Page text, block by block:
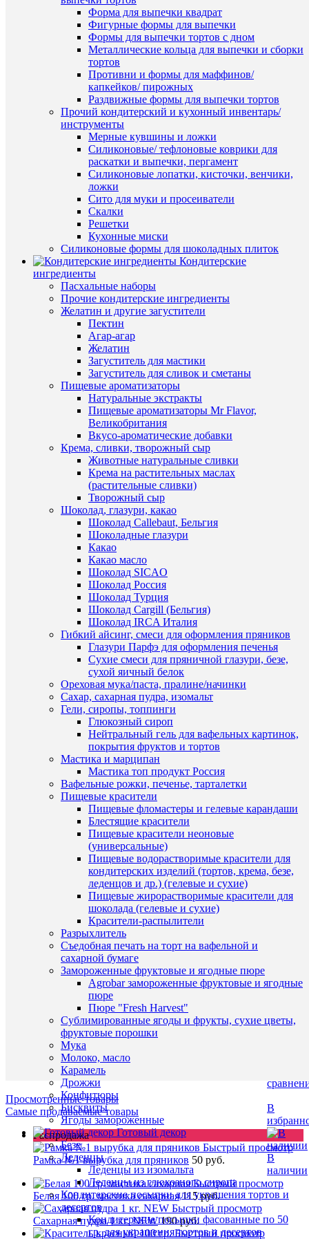
Форма для выпечки квадрат
Фигурные формы для выпечки
Формы для выпечки тортов с дном
Металлические кольца для выпечки и сборки
тортов
Противни и формы для маффинов/
капкейков/ пирожных
Раздвижные формы для выпечки тортов
Прочий кондитерский и кухонный инвентарь/
инструменты
Мерные кувшины и ложки
Силиконовые/ тефлоновые коврики для
раскатки и выпечки, пергамент
Силиконовые лопатки, кисточки, венчики,
ложки
Сито для муки и просеиватели
Скалки
Решетки
Кухонные миски
Силиконовые формы для шоколадных плиток
Кондитерские
ингредиенты
Пасхальные наборы
Прочие кондитерские ингредиенты
Желатин и другие загустители
Пектин
Агар-агар
Желатин
Загуститель для мастики
Загуститель для сливок и сметаны
Пищевые ароматизаторы
Натуральные экстракты
Пищевые ароматизаторы Mr Flavor,
Великобритания
Вкусо-ароматические добавки
Крема, сливки, творожный сыр
Животные натуральные сливки
Крема на растительных маслах
(растительные сливки)
Творожный сыр
Шоколад, глазури, какао
Шоколад Callebaut, Бельгия
Шоколадные глазури
Какао
Какао масло
Шоколад SICAO
Шоколад Россия
Шоколад Турция
Шоколад Cargill (Бельгия)
Шоколад IRCA Италия
Гибкий айсинг, смеси для оформления пряников
Глазури Парфэ для оформления печенья
Сухие смеси для пряничной глазури, безе,
сухой яичный белок
Ореховая мука/паста, пралине/начинки
Сахар, сахарная пудра, изомальт
Гели, сиропы, топпинги
Глюкозный сироп
Нейтральный гель для вафельных картинок,
покрытия фруктов и тортов
Мастика и марципан
Мастика топ продукт Россия
Вафельные рожки, печенье, тарталетки
Пищевые красители
Пищевые фломастеры и гелевые карандаши
Блестящие красители
Пищевые красители неоновые
(универсальные)
Пищевые водорастворимые красители для
кондитерских изделий (тортов, крема, безе,
леденцов и др.) (гелевые и сухие)
Пищевые жирорастворимые красители для
шоколада (гелевые и сухие)
Красители-распылители
Разрыхлитель
Съедобная печать на торт на вафельной и
сахарной бумаге
Замороженные фруктовые и ягодные пюре
Agrobar замороженные фруктовые и ягодные
пюре
Пюре "Fresh Harvest"
Сублимированные ягоды и фрукты, сухие цветы,
фруктовые порошки
Мука
Молоко, масло
Карамель
Дрожжи
Конфитюры
Бисквиты
Ягоды замороженные
Готовый декор
Безе
Леденцы
Леденцы из изомальта
Леденцы из глюкозного сиропа
Кондитерские посыпки для украшения тортов и
десертов
Кондитерские посыпки фасованные по 50
гр. для украшения тортов и десертов
в
К
"Волна"
набор
печенья
шт
В
280
руб.
/
Купить
наличии
для
печенья,
шт
корзину
в
В
В
наличии
Просмотренные товары
Самые продаваемые товары
Распродажа
Быстрый просмотр
Рамка №1 вырубка для пряников 50 руб.
Быстрый просмотр
Белая 100 гр. мастика сахарная 115 руб.
Быстрый просмотр
Сахарная пудра 1 кг. NEW 190 руб.
Быстрый просмотр